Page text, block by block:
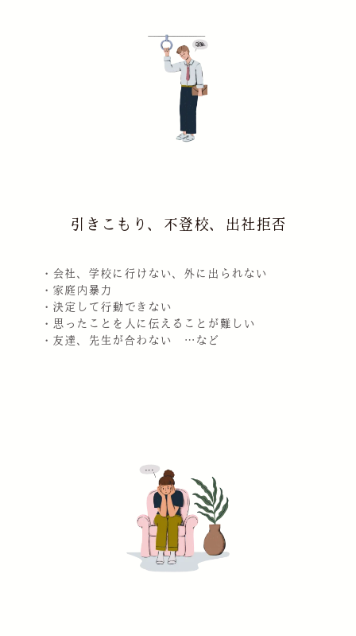
引きこもり、不登校、出社拒否
・会社、学校に行けない、外に出られない
・家庭内暴力
・決定して行動できない
・思ったことを人に伝えることが難しい
・友達、先生が合わない …など